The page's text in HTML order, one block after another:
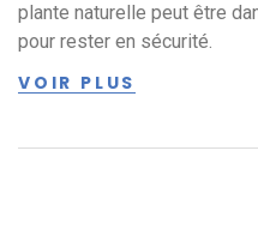
plante naturelle peut être
pour rester en sécurité.
VOIR PLUS